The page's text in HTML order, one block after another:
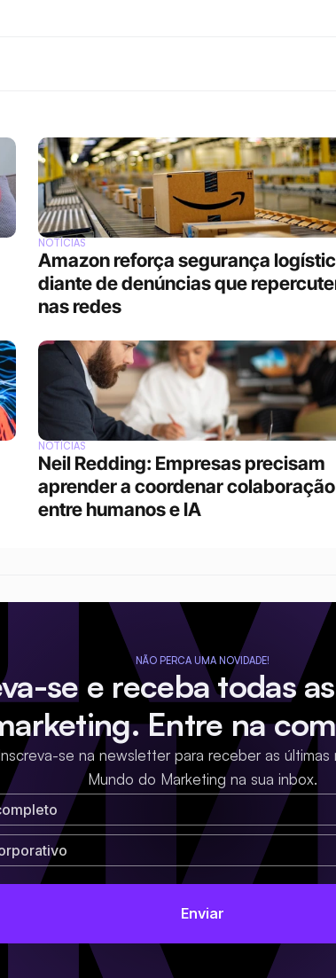
NOTÍCIAS
Amazon reforça segurança
diante de denúncias que
nas redes
NOTÍCIAS
Neil Redding: Empresas precisam
aprender a coordenar colaboração
entre humanos e IA
NÃO PERCA UMA NOVIDADE!
se e receba todas
Entre na
se na newsletter para receber as últimas
Mundo do Marketing na sua inbox.